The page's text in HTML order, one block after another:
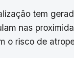
tem
nas
o risco de